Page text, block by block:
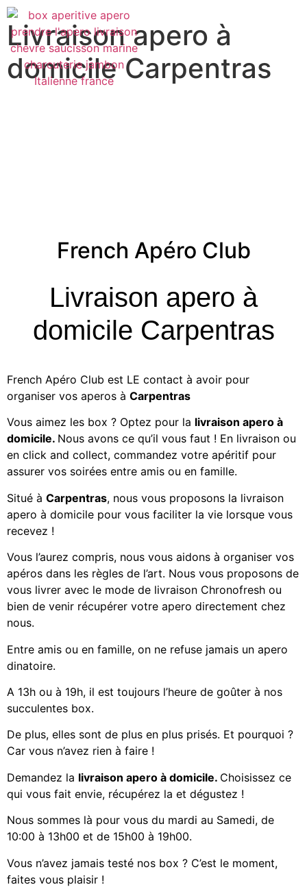
Livraison apero à
domicile Carpentras
French Apéro Club
Livraison apero à
domicile Carpentras
French Apéro Club est LE contact à avoir pour
organiser vos aperos à Carpentras
Vous aimez les box ? Optez pour la livraison apero à
domicile. Nous avons ce qu’il vous faut ! En livraison ou
en click and collect, commandez votre apéritif pour
assurer vos soirées entre amis ou en famille.
Situé à Carpentras, nous vous proposons la livraison
apero à domicile pour vous faciliter la vie lorsque vous
recevez !
Vous l’aurez compris, nous vous aidons à organiser vos
apéros dans les règles de l’art. Nous vous proposons de
vous livrer avec le mode de livraison Chronofresh ou
bien de venir récupérer votre apero directement chez
nous.
Entre amis ou en famille, on ne refuse jamais un apero
dinatoire.
A 13h ou à 19h, il est toujours l’heure de goûter à nos
succulentes box.
De plus, elles sont de plus en plus prisés. Et pourquoi ?
Car vous n’avez rien à faire !
Demandez la livraison apero à domicile. Choisissez ce
qui vous fait envie, récupérez la et dégustez !
Nous sommes là pour vous du mardi au Samedi, de
10:00 à 13h00 et de 15h00 à 19h00.
Vous n’avez jamais testé nos box ? C’est le moment,
faites vous plaisir !